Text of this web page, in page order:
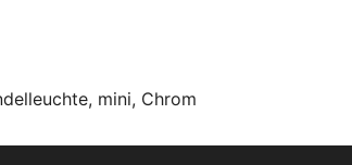
mini, Chrom